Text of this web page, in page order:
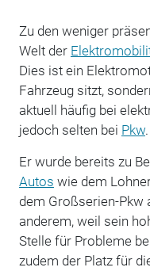
Zu den weniger
Welt der
Dies ist ein
Fahrzeug sitzt,
aktuell häufig bei
jedoch selten bei Pkw.
Er wurde bereits zu
Autos wie dem
dem Großserien-Pkw
anderem, weil sein
Stelle für Probleme
zudem der Platz für